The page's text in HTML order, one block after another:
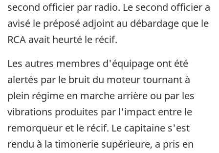
second officier par radio. Le second officier a
avisé le préposé adjoint au débardage que le
RCA avait heurté le récif.
Les autres membres d'équipage ont été
alertés par le bruit du moteur tournant à
plein régime en marche arrière ou par les
vibrations produites par l'impact entre le
remorqueur et le récif. Le capitaine s'est
rendu à la timonerie supérieure, a pris en